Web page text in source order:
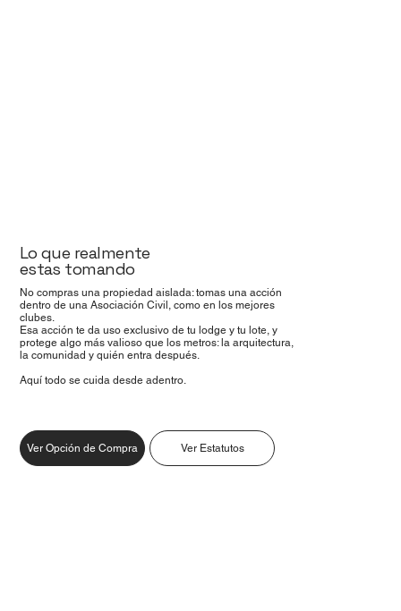
Lo que realmente
estas tomando
No compras una propiedad aislada: tomas una acción
dentro de una Asociación Civil, como en los mejores
clubes.
Esa acción te da uso exclusivo de tu lodge y tu lote, y
protege algo más valioso que los metros: la arquitectura,
la comunidad y quién entra después.
Aquí todo se cuida desde adentro.
Ver Opción de Compra Ver Estatutos